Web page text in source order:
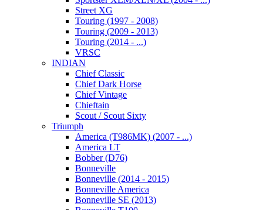
Street XG
Touring (1997 - 2008)
Touring (2009 - 2013)
Touring (2014 - ...)
VRSC
INDIAN
Chief Classic
Chief Dark Horse
Chief Vintage
Chieftain
Scout / Scout Sixty
Triumph
America (T986MK) (2007 - ...)
America LT
Bobber (D76)
Bonneville
Bonneville (2014 - 2015)
Bonneville America
Bonneville SE (2013)